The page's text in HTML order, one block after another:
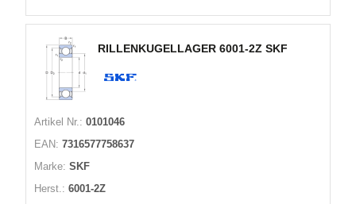
RILLENKUGELLAGER 6001-2Z SKF
Artikel Nr.: 0101046
EAN: 7316577758637
Marke: SKF
Herst.: 6001-2Z